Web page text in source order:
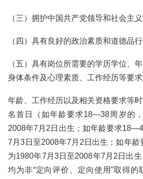
（三）拥护中国共产党领导和社会主义
（四）具有良好的政治素质和道德品行
（五）具有岗位所需要的学历学位、
身体条件及心理素质、工作经历等要求
年龄、工作经历以及相关资格要求等
名首日（如年龄要求18—38周岁的
2008年7月2日出生；如年龄要求
7月3日至2008年7月2日出生；如年龄
为1980年7月3日至2008年7月2日出
均为非“定向评价、定向使用”取得的